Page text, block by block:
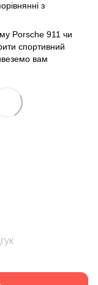
з
Porsche 911 чи
спортивний
вам